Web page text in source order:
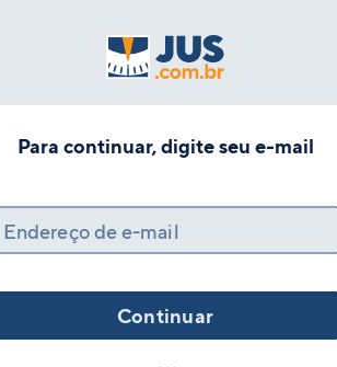
Para continuar, digite seu e-mail
Endereço de e-mail
Continuar